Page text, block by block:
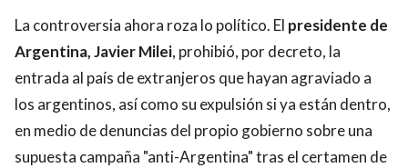
La controversia ahora roza lo político. El presidente de
Argentina, Javier Milei, prohibió, por decreto, la
entrada al país de extranjeros que hayan agraviado a
los argentinos, así como su expulsión si ya están dentro,
en medio de denuncias del propio gobierno sobre una
supuesta campaña "anti-Argentina" tras el certamen de